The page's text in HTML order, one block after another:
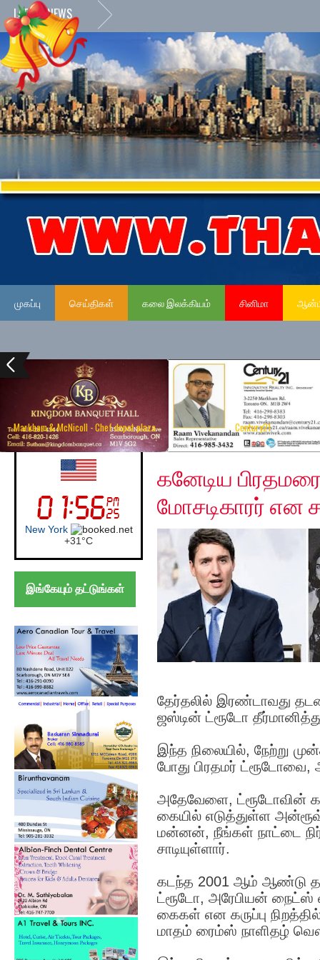
LATEST NEWS
முகப்பு செய்திகள் கலை இலக்கியம் சினிமா
Markham & McNicoll - Chef depot plaza Century21
UK (London)
London
+25°C
இங்கேயும் தட்டுங்கள்
Thursday, October
கனேடிய
மோசடிகாரர் என
தேர்தலில் இரண்டாவது
ஜஸ்டின் ட்ரூடோ
இந்த நிலையில், நேற்று
போது பிரதமர் ட்ரூடோவை,
அதேவேளை, ட்ரூடோவின்
கையில் எடுத்துள்ள
மன்னன், நீங்கள் நாட்டை
சாடியுள்ளார்.
கடந்த 2001 ஆம் ஆண்டு
ட்ரூடோ, அரேபியன் நைட்ஸ்
கைகள் என கருப்பு
மாதம் ரைம்ஸ் நாளிதழ்